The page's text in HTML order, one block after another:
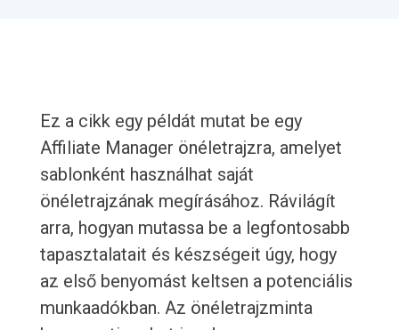
Ez a cikk egy példát mutat be egy
Affiliate Manager önéletrajzra, amelyet
sablonként használhat saját
önéletrajzának megírásához. Rávilágít
arra, hogyan mutassa be a legfontosabb
tapasztalatait és készségeit úgy, hogy
az első benyomást keltsen a potenciális
munkaadókban. Az önéletrajzminta